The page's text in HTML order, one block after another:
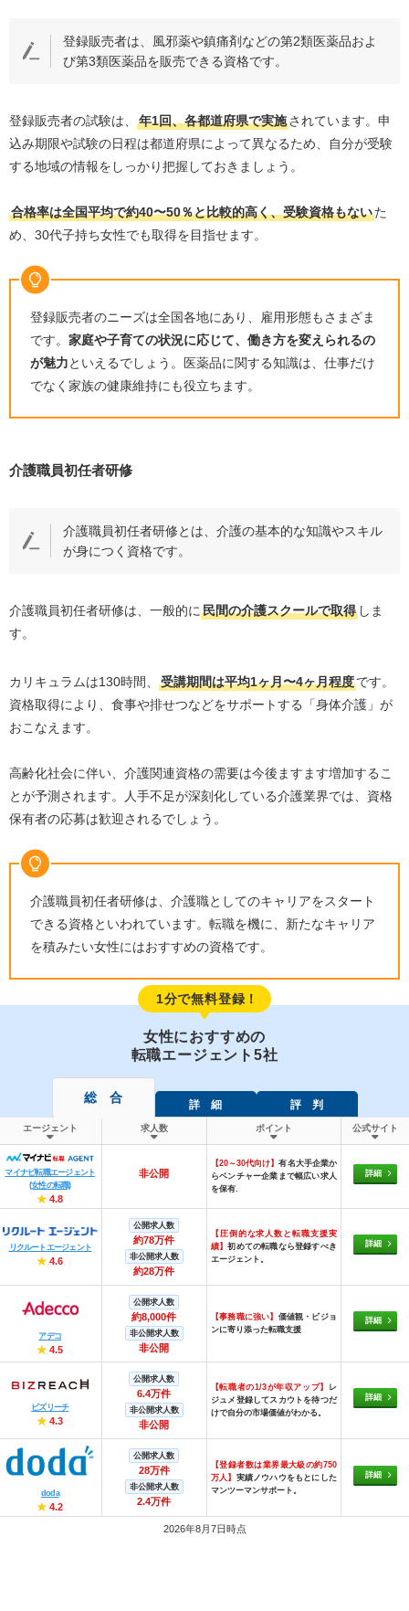
登録販売者は、風邪薬や鎮痛剤などの第2類医薬品およ
び第3類医薬品を販売できる資格です。
登録販売者の試験は、 年1回、各都道府県で実施されています。申
込み期限や試験の日程は都道府県によって異なるため、自分が受験
する地域の情報をしっかり把握しておきましょう。
合格率は全国平均で約40〜50％と比較的高く、受験資格もないた
め、 30代子持ち女性でも取得を目指せます。
登録販売者のニーズは全国各地にあり、雇用形態もさまざま
です。 家庭や子育ての状況に応じて、働き方を変えられるの
が魅力といえるでしょう。医薬品に関する知識は、仕事だけ
でなく家族の健康維持にも役立ちます。
介護職員初任者研修
介護職員初任者研修とは、介護の基本的な知識やスキル
が身につく資格です。
介護職員初任者研修は、一般的に民間の介護スクールで取得しま
す。
カリキュラムは130時間、 受講期間は平均1ヶ月〜4ヶ月程度です。
資格取得により、食事や排せつなどをサポートする「身体介護」が
おこなえます。
高齢化社会に伴い、介護関連資格の需要は今後ますます増加するこ
とが予測されます。人手不足が深刻化している介護業界では、資格
保有者の応募は歓迎されるでしょう。
介護職員初任者研修は、介護職としてのキャリアをスタート
できる資格といわれています。転職を機に、新たなキャリア
を積みたい女性にはおすすめの資格です。
1分で無料登録！
女性におすすめの
転職エージェント5社
総 合 詳 細 評 判
エージェント 求人数 ポイント 公式サイト
マイナビ転職エージェント
(女性の転職)
★ 4.8
非公開
【20～30代向け】有名大手企業か
らベンチャー企業まで幅広い求人
を保有.
詳細
リクルートエージェント
★ 4.6
公開求人数
約78万件
非公開求人数
約28万件
【圧倒的な求人数と転職支援実
績】初めての転職なら登録すべき
エージェント。
詳細
アデコ
★ 4.5
公開求人数
約8,000件
非公開求人数
非公開
【事務職に強い】 価値観・ビジョ
ンに寄り添った転職支援
詳細
ビズリーチ
★ 4.3
公開求人数
6.4万件
非公開求人数
非公開
【転職者の1/3が年収アップ】
レ
ジュメ登録してスカウトを待つだ
けで自分の市場価値がわかる。
詳細
doda
★ 4.2
公開求人数
28万件
非公開求人数
2.4万件
【登録者数は業界最大級の約750
万人】 実績ノウハウをもとにした
マンツーマンサポート。
詳細
2026年8月7日時点